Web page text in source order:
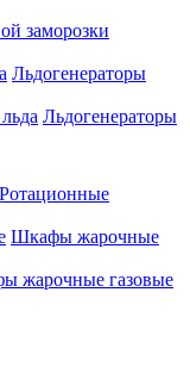
заморозки
Льдогенераторы
Льдогенераторы
Ротационные
Шкафы жарочные
жарочные газовые